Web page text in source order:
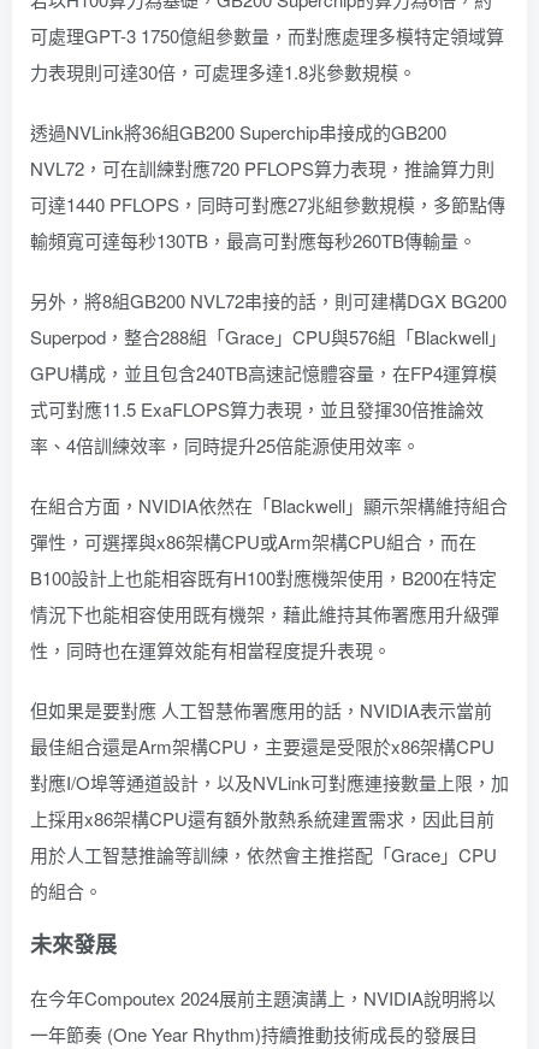
可處理GPT-3 1750億組參數量，而對應處理多模特定領域算
力表現則可達30倍，可處理多達1.8兆參數規模。
透過NVLink將36組GB200 Superchip串接成的GB200
NVL72，可在訓練對應720 PFLOPS算力表現，推論算力則
可達1440 PFLOPS，同時可對應27兆組參數規模，多節點傳
輸頻寬可達每秒130TB，最高可對應每秒260TB傳輸量。
另外，將8組GB200 NVL72串接的話，則可建構DGX BG200
Superpod，整合288組「Grace」CPU與576組「Blackwell」
GPU構成，並且包含240TB高速記憶體容量，在FP4運算模
式可對應11.5 ExaFLOPS算力表現，並且發揮30倍推論效
率、4倍訓練效率，同時提升25倍能源使用效率。
在組合方面，NVIDIA依然在「Blackwell」顯示架構維持組合
彈性，可選擇與x86架構CPU或Arm架構CPU組合，而在
B100設計上也能相容既有H100對應機架使用，B200在特定
情況下也能相容使用既有機架，藉此維持其佈署應用升級彈
性，同時也在運算效能有相當程度提升表現。
但如果是要對應 人工智慧佈署應用的話，NVIDIA表示當前
最佳組合還是Arm架構CPU，主要還是受限於x86架構CPU
對應I/O埠等通道設計，以及NVLink可對應連接數量上限，加
上採用x86架構CPU還有額外散熱系統建置需求，因此目前
用於人工智慧推論等訓練，依然會主推搭配「Grace」CPU
的組合。
未來發展
在今年Compoutex 2024展前主題演講上，NVIDIA說明將以
一年節奏 (One Year Rhythm)持續推動技術成長的發展目